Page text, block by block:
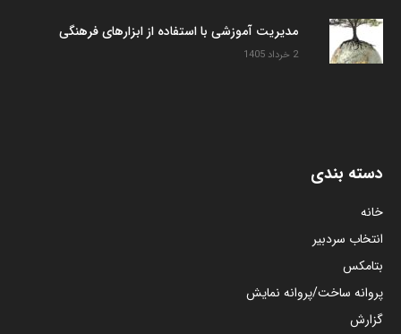
مدیریت آموزشی با استفاده از ابزارهای فرهنگی
2 خرداد 1405
دسته بندی
خانه
انتخاب سردبیر
بتامکس
پروانه ساخت/پروانه نمایش
گزارش